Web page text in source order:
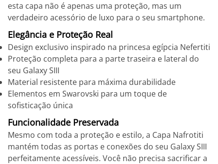
esta capa não é apenas uma proteção, mas um
verdadeiro acessório de luxo para o seu smartphone.
Elegância e Proteção Real
Design exclusivo inspirado na princesa egípcia Nefertiti
Proteção completa para a parte traseira e lateral do
seu Galaxy SIII
Material resistente para máxima durabilidade
Elementos em Swarovski para um toque de
sofisticação única
Funcionalidade Preservada
Mesmo com toda a proteção e estilo, a Capa Nafrotiti
mantém todas as portas e conexões do seu Galaxy SIII
perfeitamente acessíveis. Você não precisa sacrificar a